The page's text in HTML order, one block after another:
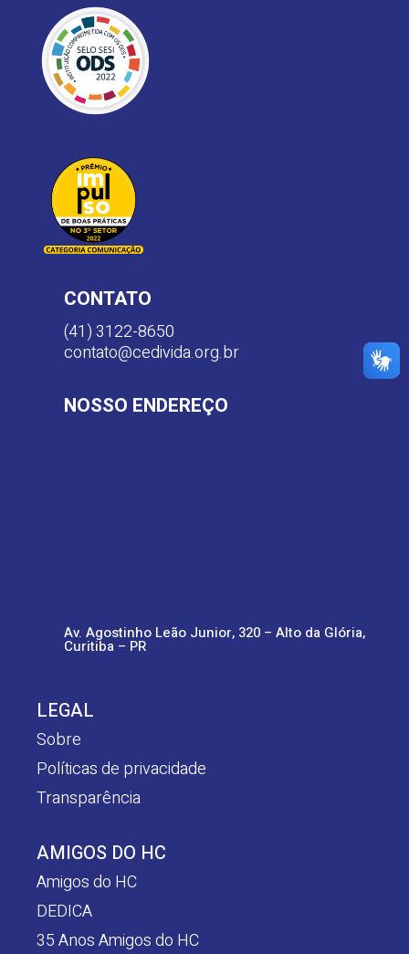
CONTATO
(41) 3122-8650
contato@cedivida.org.br
NOSSO ENDEREÇO
Av. Agostinho Leão Junior, 320 – Alto da Glória,
Curitiba – PR
LEGAL
Sobre
Políticas de privacidade
Transparência
AMIGOS DO HC
Amigos do HC
DEDICA
35 Anos Amigos do HC